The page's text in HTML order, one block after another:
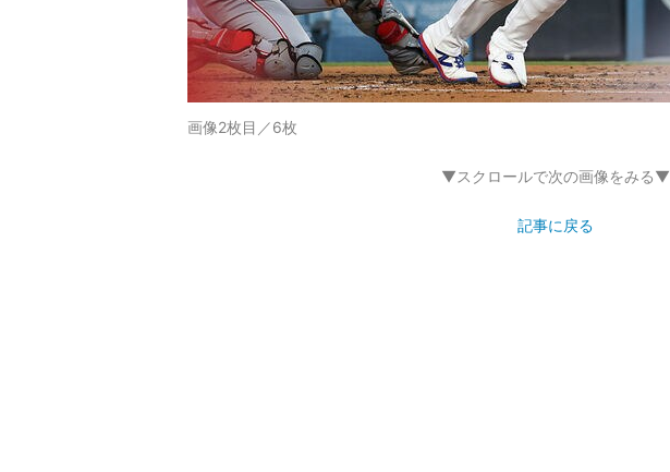
画像2枚目／6枚
▼スクロールで次の画像をみる▼
記事に戻る